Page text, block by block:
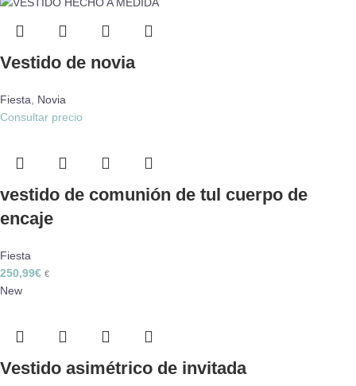
Vestido de novia
Fiesta
Novia
Consultar precio
vestido de comunión de tul cuerpo de
encaje
Fiesta
250,99€ €
New
Vestido asimétrico de invitada